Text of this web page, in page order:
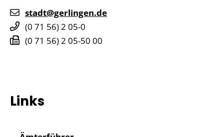
stadt@gerlingen.de
(0 71 56) 2 05-0
(0 71 56) 2 05-50 00
Links